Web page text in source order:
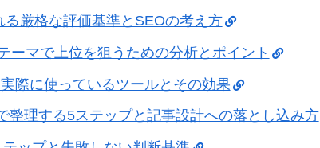
厳格な評価基準とSEOの考え方
ーマで上位を狙うための分析とポイント
際に使っているツールとその効果
整理する5ステップと記事設計への落とし込み方